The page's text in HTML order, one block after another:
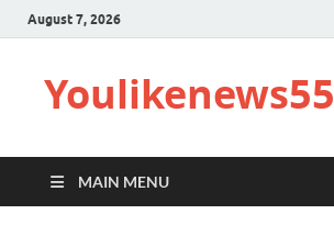
August 7, 2026
Youlikenews55
MAIN MENU